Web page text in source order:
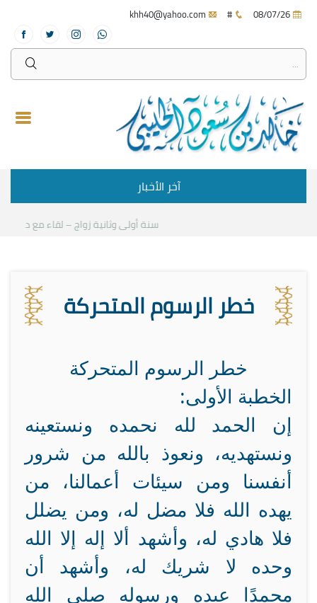
#
آخر الأخبار
سنة أولى وثانية زواج – لقاء مع د.خالد
خطر الرسوم المتحركة
خطر الرسوم المتحركة
الخطبة الأولى:
إن الحمد لله نحمده ونستعينه
ونستهديه، ونعوذ بالله من شرور
أنفسنا ومن سيئات أعمالنا، من
يهده الله فلا مضل له، ومن يضلل
فلا هادي له، وأشهد ألا إله إلا الله
وحده لا شريك له، وأشهد أن
محمدًا عبده ورسوله صلى الله